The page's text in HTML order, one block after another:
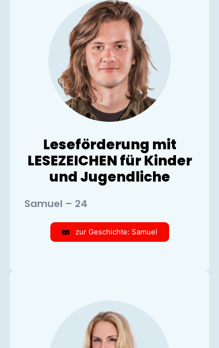
Leseförderung mit
LESEZEICHEN für Kinder
und Jugendliche
Samuel – 24
zur Geschichte: Samuel